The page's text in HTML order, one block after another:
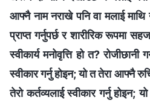
आफ्‍नै नाम नराखे पनि वा मलाई
प्राप्त गर्नुपर्छ र शारीरिक रूपमा
स्वीकार्य मनोवृत्ति हो त?
स्वीकार गर्नु होइन; यो त तेरा आफ्‍नै
तेरो कर्तव्यलाई स्वीकार गर्नु होइन;